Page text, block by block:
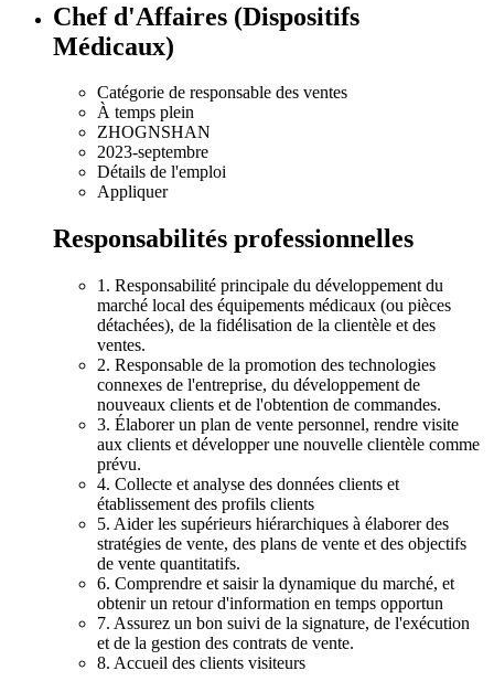
Chef d'Affaires (Dispositifs
Médicaux)
Catégorie de responsable des ventes
À temps plein
ZHOGNSHAN
2023-septembre
Détails de l'emploi
Appliquer
Responsabilités professionnelles
1. Responsabilité principale du développement du
marché local des équipements médicaux (ou pièces
détachées), de la fidélisation de la clientèle et des
ventes.
2. Responsable de la promotion des technologies
connexes de l'entreprise, du développement de
nouveaux clients et de l'obtention de commandes.
3. Élaborer un plan de vente personnel, rendre visite
aux clients et développer une nouvelle clientèle comme
prévu.
4. Collecte et analyse des données clients et
établissement des profils clients
5. Aider les supérieurs hiérarchiques à élaborer des
stratégies de vente, des plans de vente et des objectifs
de vente quantitatifs.
6. Comprendre et saisir la dynamique du marché, et
obtenir un retour d'information en temps opportun
7. Assurez un bon suivi de la signature, de l'exécution
et de la gestion des contrats de vente.
8. Accueil des clients visiteurs